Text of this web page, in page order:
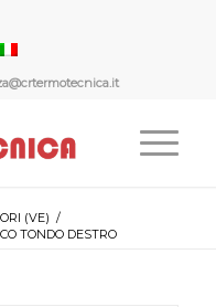
(VE) /
TONDO DESTRO